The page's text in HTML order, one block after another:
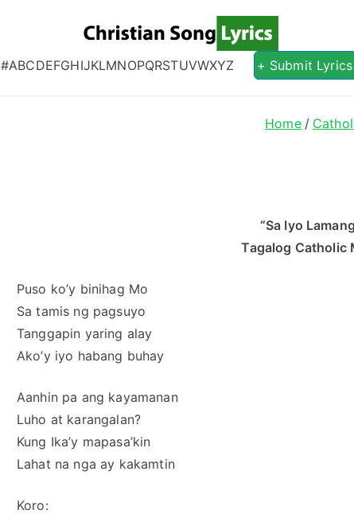
Christian
Christian Lyrics Online!
#ABCDEFGHIJKLMNOPQRSTUVWXYZ + Submit Lyrics
Home
“Sa Iyo
Tagalog Catholic
Puso ko’y binihag Mo
Sa tamis ng pagsuyo
Tanggapin yaring alay
Ako’y iyo habang buhay
Aanhin pa ang kayamanan
Luho at karangalan?
Kung Ika’y mapasa’kin
Lahat na nga ay kakamtin
Koro: